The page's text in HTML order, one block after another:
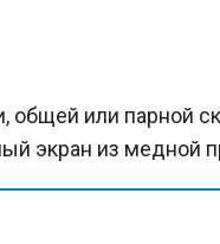
или парной
экран из медной